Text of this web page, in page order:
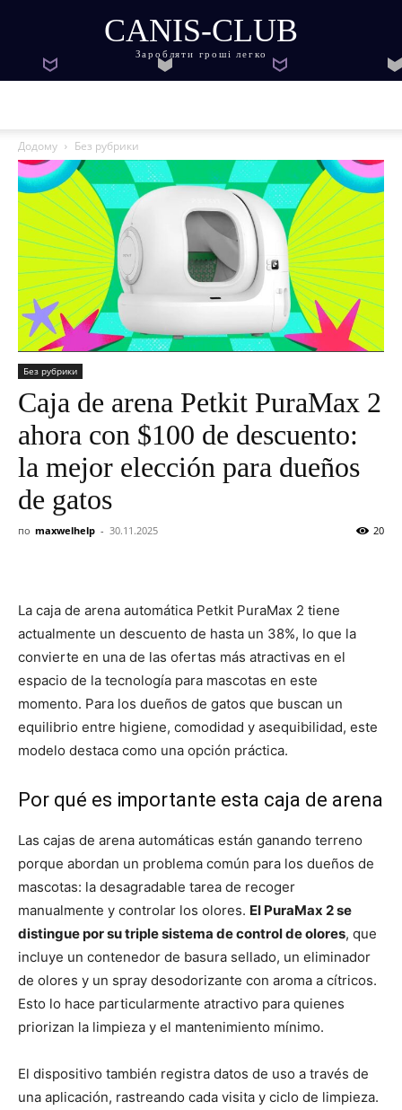
CANIS-CLUB
Заробляти гроші легко
Додому Без рубрики
Без рубрики
Caja de arena Petkit PuraMax 2
ahora con $100 de descuento:
la mejor elección para dueños
de gatos
по maxwelhelp - 30.11.2025 20
La caja de arena automática Petkit PuraMax 2 tiene
actualmente un descuento de hasta un 38%, lo que la
convierte en una de las ofertas más atractivas en el
espacio de la tecnología para mascotas en este
momento. Para los dueños de gatos que buscan un
equilibrio entre higiene, comodidad y asequibilidad, este
modelo destaca como una opción práctica.
Por qué es importante esta caja de arena
Las cajas de arena automáticas están ganando terreno
porque abordan un problema común para los dueños de
mascotas: la desagradable tarea de recoger
manualmente y controlar los olores. El PuraMax 2 se
distingue por su triple sistema de control de olores, que
incluye un contenedor de basura sellado, un eliminador
de olores y un spray desodorizante con aroma a cítricos.
Esto lo hace particularmente atractivo para quienes
priorizan la limpieza y el mantenimiento mínimo.
El dispositivo también registra datos de uso a través de
una aplicación, rastreando cada visita y ciclo de limpieza.